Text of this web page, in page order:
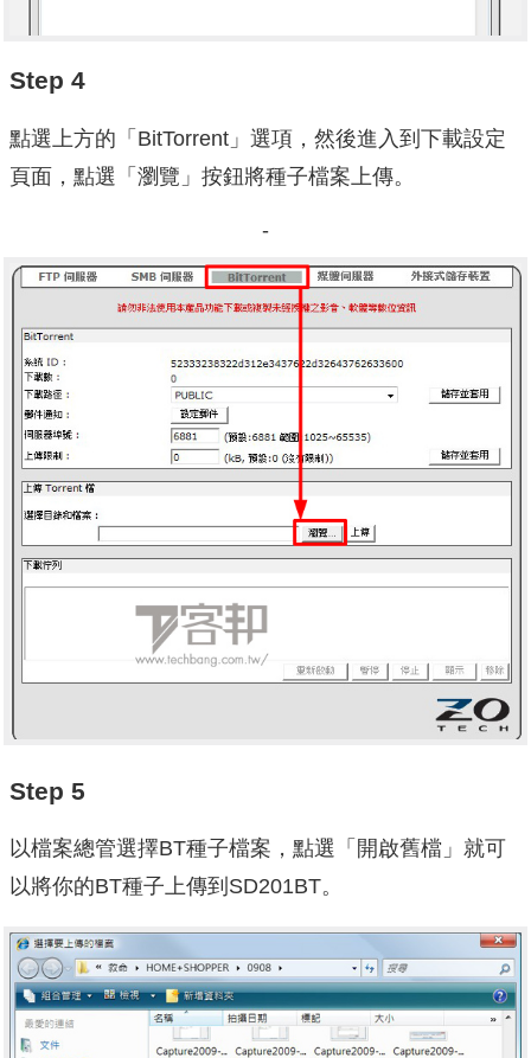
Step 4
點選上方的「BitTorrent」選項，然後進入到下載設定
頁面，點選「瀏覽」按鈕將種子檔案上傳。
-
Step 5
以檔案總管選擇BT種子檔案，點選「開啟舊檔」就可
以將你的BT種子上傳到SD201BT。